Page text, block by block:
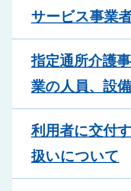
サービス事業者
指定通所介護
業の人員、設
利用者に交付
扱いについて